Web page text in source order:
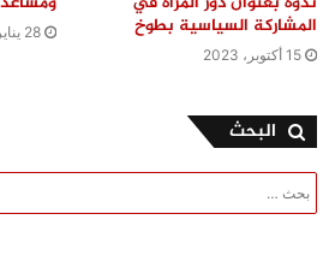
المشاركة السياسية بطوخ
15 أكتوبر، 2023
28 يناير، 2021
البحث